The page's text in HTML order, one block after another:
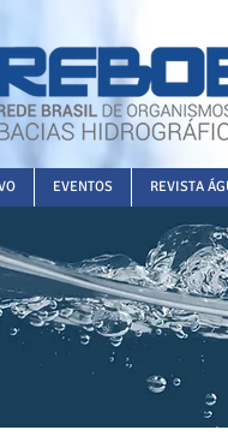
EVENTOS REVISTA